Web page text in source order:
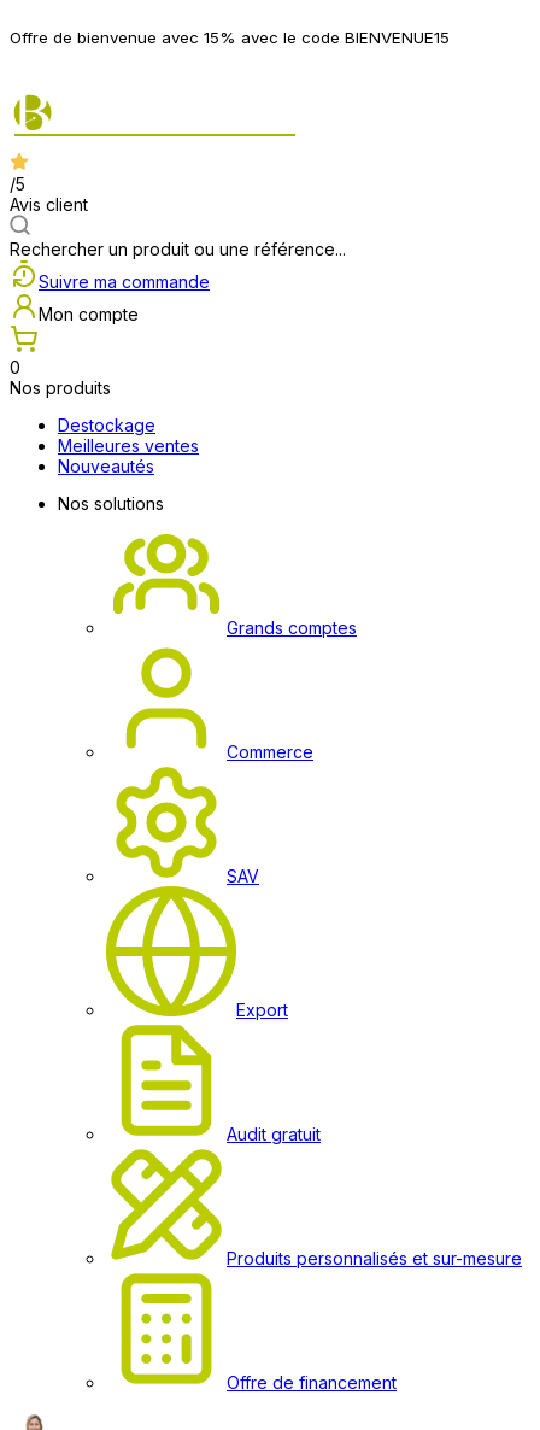
Offre de bienvenue avec 15% avec le code BIENVENUE15
/5
Avis client
Rechercher un produit ou une référence...
Suivre ma commande
Mon compte
0
Nos produits
Destockage
Meilleures ventes
Nouveautés
Nos solutions
Grands comptes
Commerce
SAV
Export
Audit gratuit
Produits personnalisés et sur-mesure
Offre de financement